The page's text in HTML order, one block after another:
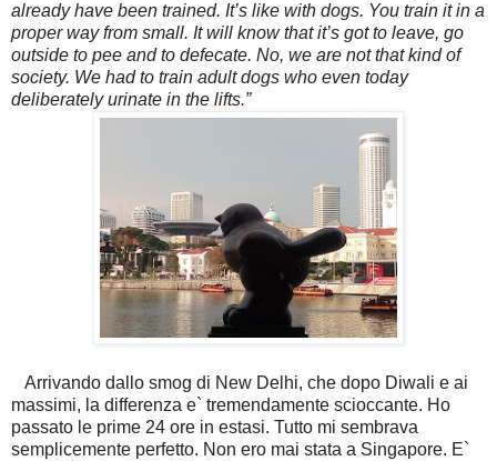
already have been trained. It’s like with dogs. You train it in a
proper way from small. It will know that it’s got to leave, go
outside to pee and to defecate. No, we are not that kind of
society. We had to train adult dogs who even today
deliberately urinate in the lifts.”
Arrivando dallo smog di New Delhi, che dopo Diwali e ai
massimi, la differenza e` tremendamente scioccante. Ho
passato le prime 24 ore in estasi. Tutto mi sembrava
semplicemente perfetto. Non ero mai stata a Singapore. E`